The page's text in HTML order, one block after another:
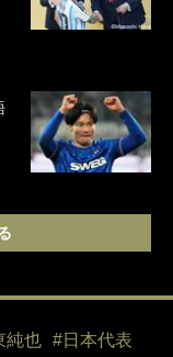
純也
#日本代表